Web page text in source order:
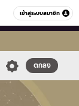
เข้าสู่ระบบสมาชิก
หมวดอื่นๆ
ตกลง